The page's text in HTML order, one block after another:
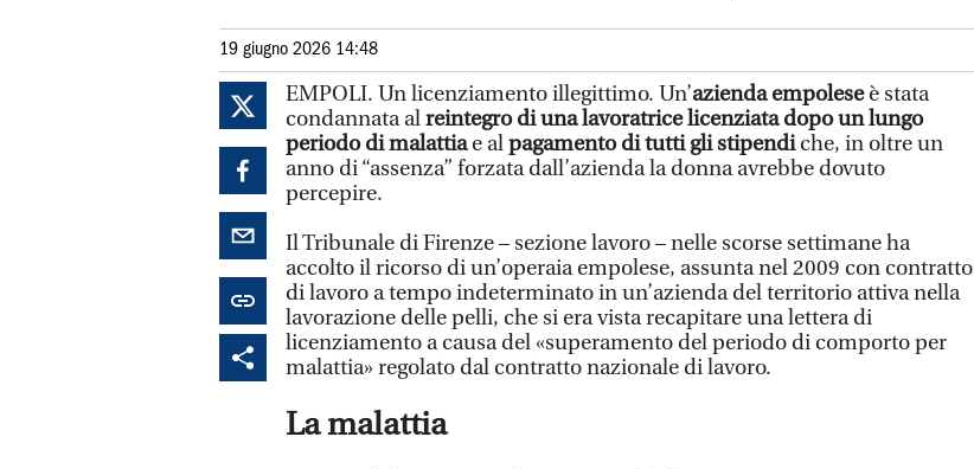
19 giugno 2026 14:48
EMPOLI. Un licenziamento illegittimo. Un’azienda empoleseè stata
condannata alreintegro di una lavoratrice licenziata dopo un lungo
periodo di malattiae alpagamento di tutti gli stipendiche, in oltre un
anno di “assenza” forzata dall’azienda la donna avrebbe dovuto
percepire.
Il Tribunale di Firenze – sezione lavoro – nelle scorse settimane ha
accolto il ricorso di un’operaia empolese, assunta nel 2009 con contratto
di lavoro a tempo indeterminato in un’azienda del territorio attiva nella
lavorazione delle pelli, che si era vista recapitare una lettera di
licenziamento a causa del «superamento del periodo di comporto per
malattia» regolato dal contratto nazionale di lavoro.
La malattia